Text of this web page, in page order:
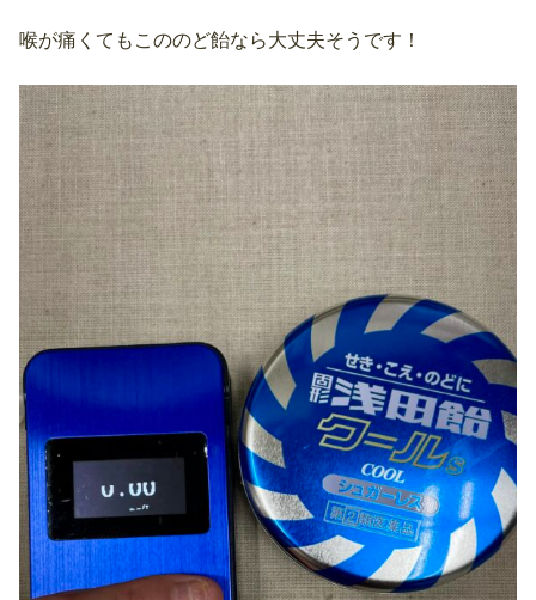
喉が痛くてもこののど飴なら大丈夫そうです！